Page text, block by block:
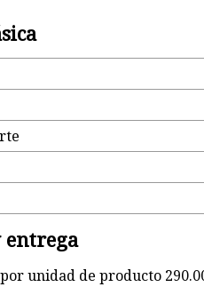
entrega
unidad de producto